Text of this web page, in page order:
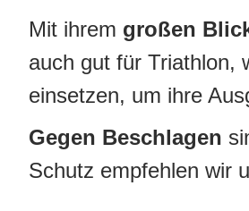
Mit ihrem großen
auch gut für Triathlon,
einsetzen, um ihre
Gegen Beschlagen
Schutz empfehlen wir